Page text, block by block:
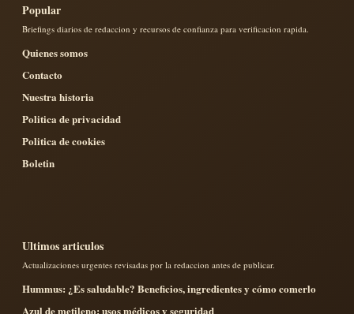
Popular
Briefings diarios de redaccion y recursos de confianza para verificacion rapida.
Quienes somos
Contacto
Nuestra historia
Politica de privacidad
Politica de cookies
Boletin
Ultimos articulos
Actualizaciones urgentes revisadas por la redaccion antes de publicar.
Hummus: ¿Es saludable? Beneficios, ingredientes y cómo comerlo
Azul de metileno: usos médicos y seguridad